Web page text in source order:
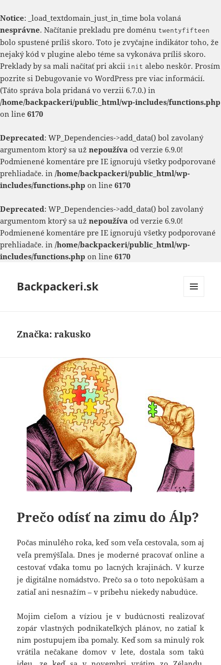
Notice: _load_textdomain_just_in_time bola volaná
nesprávne. Načítanie prekladu pre doménu twentyfifteen
bolo spustené príliš skoro. Toto je zvyčajne indikátor toho, že
nejaký kód v plugine alebo téme sa vykonáva príliš skoro.
Preklady by sa mali načítať pri akcii init alebo neskôr. Prosím
pozrite si Debugovanie vo WordPress pre viac informácií.
(Táto správa bola pridaná vo verzii 6.7.0.) in
/home/backpackeri/public_html/wp-includes/functions.php
on line 6170
Deprecated: WP_Dependencies->add_data() bol zavolaný
argumentom ktorý sa už nepoužíva od verzie 6.9.0!
Podmienené komentáre pre IE ignorujú všetky podporované
prehliadače. in /home/backpackeri/public_html/wp-
includes/functions.php on line 6170
Deprecated: WP_Dependencies->add_data() bol zavolaný
argumentom ktorý sa už nepoužíva od verzie 6.9.0!
Podmienené komentáre pre IE ignorujú všetky podporované
prehliadače. in /home/backpackeri/public_html/wp-
includes/functions.php on line 6170
Backpackeri.sk
Značka:rakusko
Prečo odísť na zimu do Álp?
Počas minulého roka, keď som veľa cestovala, som aj
veľa premýšľala. Dnes je moderné pracovať online a
cestovať vďaka tomu po lacných krajinách. V kurze
je digitálne nomádstvo. Prečo sa o toto nepokúšam a
zatiaľ ani nesnažím – v príbehu niekedy nabudúce.
Mojim cieľom a víziou je v budúcnosti realizovať
zopár vlastných podnikateľkých plánov, no zatiaľ k
nim postupujem iba pomaly. Keď som sa minulý rok
vrátila nečakane domov v lete, dostala som takú